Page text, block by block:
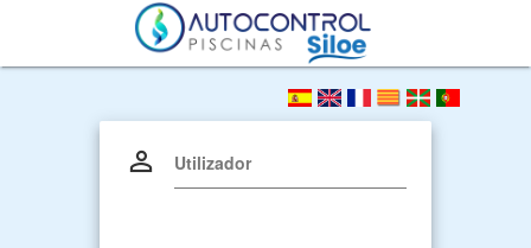
Utilizador